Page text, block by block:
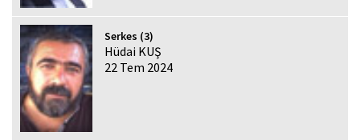
Serkes (3)
Hüdai KUŞ
22 Tem 2024